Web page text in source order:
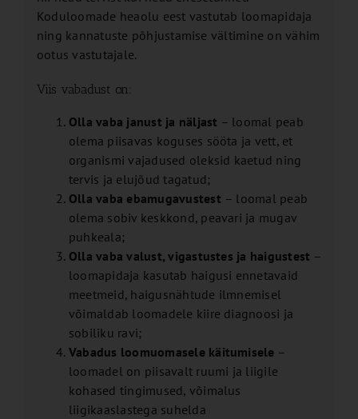
Koduloomade heaolu eest vastutab loomapidaja
ning kannatuste põhjustamise vältimine on vähim
ootus vastutajale.
Viis vabadust on:
Olla vaba janust ja näljast – loomal peab
olema piisavas koguses sööta ja vett, et
organismi vajadused oleksid kaetud ning
tervis ja elujõud tagatud;
Olla vaba ebamugavustest – loomal peab
olema sobiv keskkond, peavari ja mugav
puhkeala;
Olla vaba valust, vigastustes ja haigustest –
loomapidaja kasutab haigusi ennetavaid
meetmeid, haigusnähtude ilmnemisel
võimaldab loomadele kiire diagnoosi ja
sobiliku ravi;
Vabadus loomuomasele käitumisele –
loomadel on piisavalt ruumi ja liigile
kohased tingimused, võimalus
liigikaaslastega suhelda